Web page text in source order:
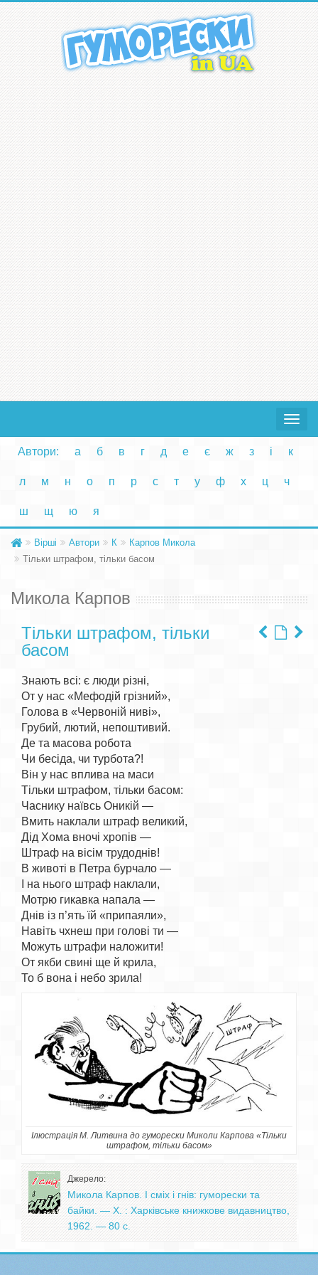
Toggle
Автори: а б в г д е є ж з і к
л м н о п р с т у ф х ц ч
ш щ ю я
Вірші Автори К
Карпов Микола
Тільки штрафом, тільки басом
Микола Карпов
Тільки штрафом, тільки
басом
Знають всі: є люди різні,
От у нас «Мефодій грізний»,
Голова в «Червоній ниві»,
Грубий, лютий, непоштивий.
Де та масова робота
Чи бесіда, чи турбота?!
Він у нас вплива на маси
Тільки штрафом, тільки басом:
Часнику наївсь Оникій —
Вмить наклали штраф великий,
Дід Хома вночі хропів —
Штраф на вісім трудоднів!
В животі в Петра бурчало —
І на нього штраф наклали,
Мотрю гикавка напала —
Днів із п’ять їй «припаяли»,
Навіть чхнеш при голові ти —
Можуть штрафи наложити!
От якби свині ще й крила,
Ілюстрація М. Литвина до гуморески Миколи Карпова «Тільки
штрафом, тільки басом»
Джерело:
Микола Карпов. І сміх і гнів: гуморески та
байки. — Х. : Харківське книжкове видавництво,
1962. — 80 с.